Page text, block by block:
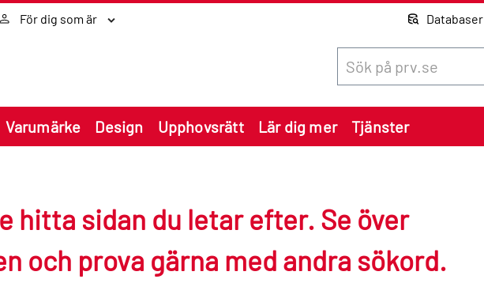
För dig som är Databaser
Varumärke Design Upphovsrätt Lär dig mer Tjänster
hitta sidan du letar efter. Se över
och prova gärna med andra sökord.